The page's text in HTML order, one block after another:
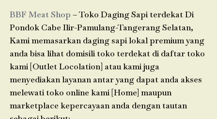
BBF Meat Shop – Toko Daging Sapi terdekat Di
Pondok Cabe Ilir-Pamulang-Tangerang Selatan,
Kami memasarkan daging sapi lokal premium yang
anda bisa lihat domisili toko terdekat di daftar toko
kami [Outlet Locolation] atau kami juga
menyediakan layanan antar yang dapat anda akses
melewati toko online kami [Home] maupun
marketplace kepercayaan anda dengan tautan